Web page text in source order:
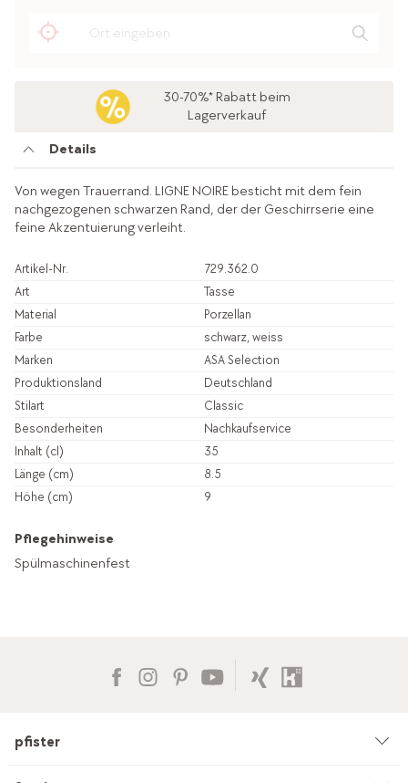
30-70%* Rabatt beim
Lagerverkauf
Details
Von wegen Trauerrand. LIGNE NOIRE besticht mit dem fein
nachgezogenen schwarzen Rand, der der Geschirrserie eine
feine Akzentuierung verleiht.
Artikel-Nr.
729.362.0
Art
Tasse
Material
Porzellan
Farbe
schwarz, weiss
Marken
ASA Selection
Produktionsland
Deutschland
Stilart
Classic
Besonderheiten
Nachkaufservice
Inhalt (cl)
35
Länge (cm)
8.5
Höhe (cm)
9
Pflegehinweise
Spülmaschinenfest
pfister